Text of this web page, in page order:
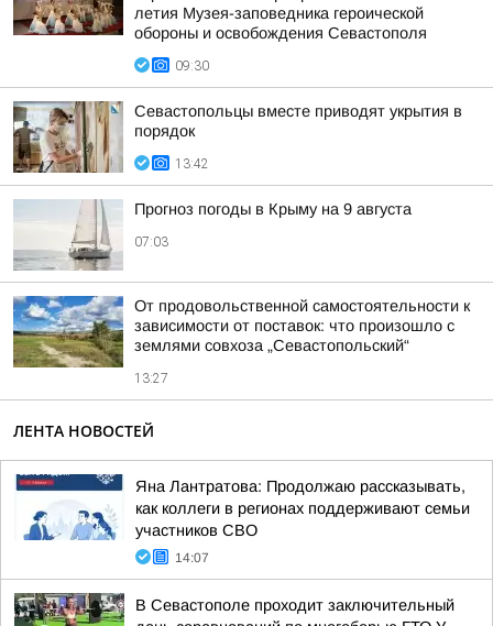
летия Музея-заповедника героической
обороны и освобождения Севастополя
09:30
Севастопольцы вместе приводят укрытия в
порядок
13:42
Прогноз погоды в Крыму на 9 августа
07:03
От продовольственной самостоятельности к
зависимости от поставок: что произошло с
землями совхоза „Севастопольский“
13:27
ЛЕНТА НОВОСТЕЙ
Яна Лантратова: Продолжаю рассказывать,
как коллеги в регионах поддерживают семьи
участников СВО
14:07
В Севастополе проходит заключительный